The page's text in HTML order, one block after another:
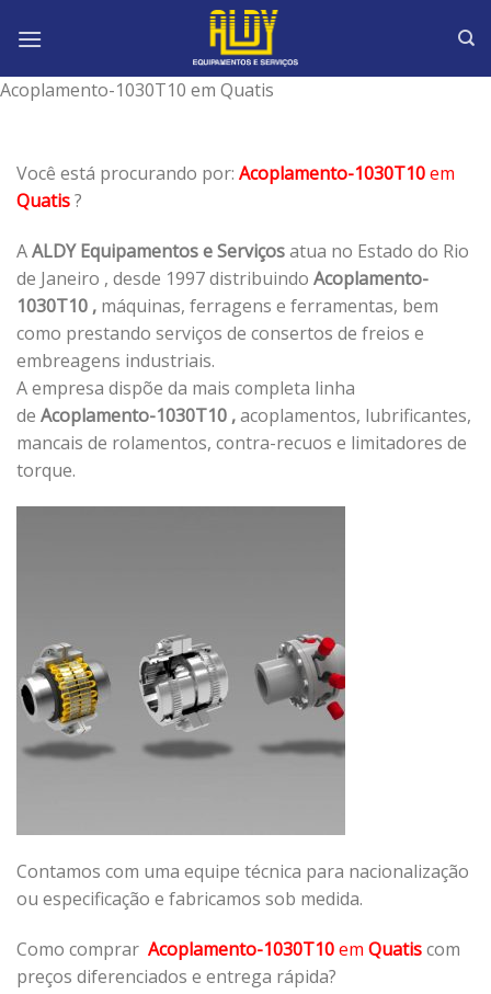
Acoplamento-1030T10 em Quatis
Você está procurando por: Acoplamento-1030T10em
Quatis?
AALDY Equipamentos e Serviçosatua no Estado do Rio
de Janeiro , desde 1997 distribuindo Acoplamento-
1030T10 , máquinas, ferragens e ferramentas, bem
como prestando serviços de consertos de freios e
embreagens industriais.
A empresa dispõe da mais completa linha
de Acoplamento-1030T10 ,acoplamentos, lubrificantes,
mancais de rolamentos, contra-recuos e limitadores de
torque.
Contamos com uma equipe técnica para nacionalização
ou especificação e fabricamos sob medida.
Como comprar Acoplamento-1030T10em Quatiscom
preços diferenciados e entrega rápida?